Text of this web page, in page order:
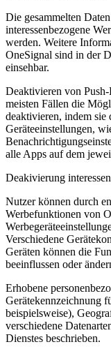
Die gesammelten
interessenbezogene
werden. Weitere
OneSignal sind in der
einsehbar.
Deaktivieren von
meisten Fällen die
deaktivieren, indem sie
Geräteeinstellungen,
alle Apps auf dem
Deakivierung
Nutzer können durch
Werbefunktionen von
Verschiedene
Geräten können die
beeinflussen oder
Erhobene
Gerätekennzeichnung
beispielsweise),
verschiedene
Dienstes beschrieben.